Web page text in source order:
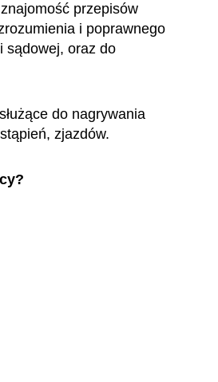
przepisów
i poprawnego
sądowej, oraz do
do nagrywania
zjazdów.